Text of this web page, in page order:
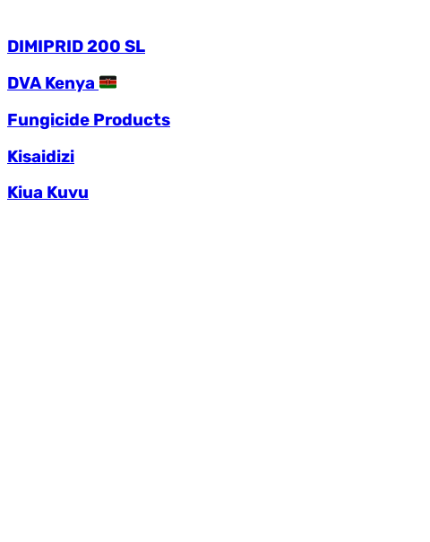
DIMIPRID 200 SL
DVA Kenya
Fungicide Products
Kisaidizi
Kiua Kuvu